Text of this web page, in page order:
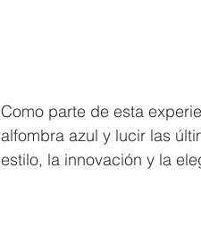
Como parte de esta
alfombra azul y lucir las
estilo, la innovación y la